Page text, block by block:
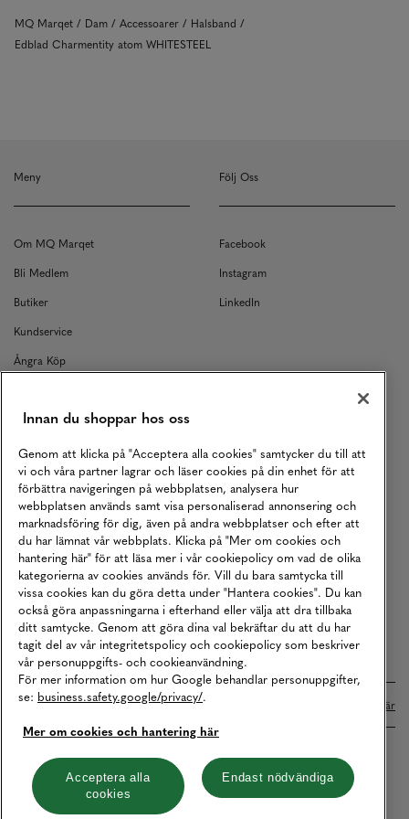
MQ Marqet Dam Accessoarer
Halsband
Edblad Charmentity atom WHITESTEEL
Meny
Om MQ Marqet
Bli Medlem
Butiker
Kundservice
Ångra Köp
Returer
Köpvillkor
Karriär
Vårt Ansvar
Våra Tjänster
Press
Studentrabatt
B2B
Tillgänglighetsredogörelse
Följ Oss
Facebook
Instagram
LinkedIn
Betalningar online sköts i samarbete med Klarna. Läs mer här
Cookies Integritetspolicy
Hantera cookies
Innan du shoppar hos oss
Genom att klicka på "Acceptera alla cookies" samtycker du till att
vi och våra partner lagrar och läser cookies på din enhet för att
förbättra navigeringen på webbplatsen, analysera hur
webbplatsen används samt visa personaliserad annonsering och
marknadsföring för dig, även på andra webbplatser och efter att
du har lämnat vår webbplats. Klicka på "Mer om cookies och
hantering här" för att läsa mer i vår cookiepolicy om vad de olika
kategorierna av cookies används för. Vill du bara samtycka till
vissa cookies kan du göra detta under "Hantera cookies". Du kan
också göra anpassningarna i efterhand eller välja att dra tillbaka
ditt samtycke. Genom att göra dina val bekräftar du att du har
tagit del av vår integritetspolicy och cookiepolicy som beskriver
vår personuppgifts- och cookieanvändning.
För mer information om hur Google behandlar personuppgifter,
se: business.safety.google/privacy/.
Mer om cookies och hantering här
Acceptera alla
cookies
Endast nödvändiga